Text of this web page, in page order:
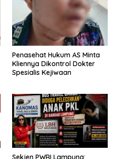
Penasehat Hukum AS Minta
Kliennya Dikontrol Dokter
Spesialis Kejiwaan
Sekjen PWRI Lampung: